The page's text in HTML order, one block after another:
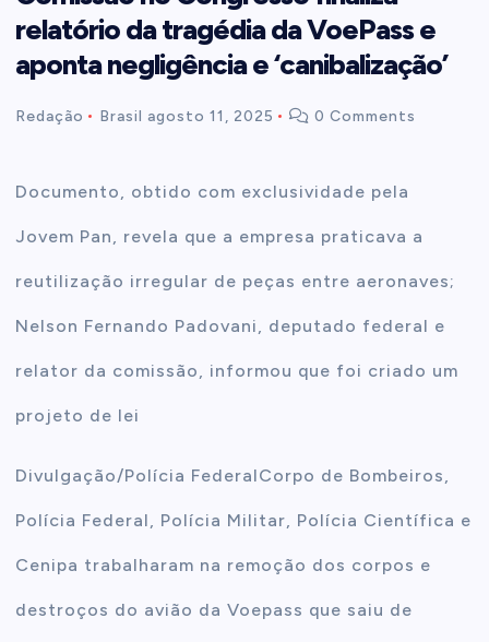
relatório da tragédia da VoePass e
aponta negligência e ‘canibalização’
Redação Brasil agosto 11, 2025 0 Comments
Documento, obtido com exclusividade pela
Jovem Pan, revela que a empresa praticava a
reutilização irregular de peças entre aeronaves;
Nelson Fernando Padovani, deputado federal e
relator da comissão, informou que foi criado um
projeto de lei
Divulgação/Polícia FederalCorpo de Bombeiros,
Polícia Federal, Polícia Militar, Polícia Científica e
Cenipa trabalharam na remoção dos corpos e
destroços do avião da Voepass que saiu de